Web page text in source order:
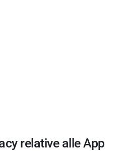
relative alle App